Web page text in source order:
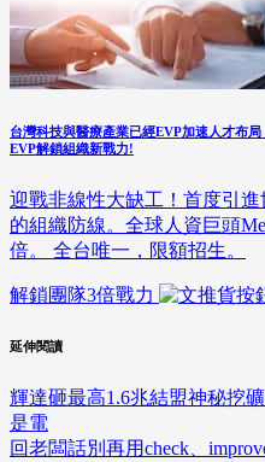
台灣科技與醫療產業已經EVP加速人才布
EVP解鎖組織新戰力!
迎戰非線性大缺工！首度引
的組織防線。全球人資巨頭
倍。 全台唯一，限額招生。
解鎖團隊3倍戰力
延伸閱讀
輝達砸最高1.6兆結盟神秘挖
是電
回老闆話別再用check、